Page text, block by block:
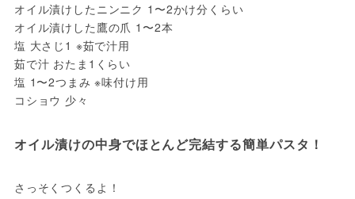
オイル漬けしたニンニク 1〜2かけ分くらい
オイル漬けした鷹の爪 1〜2本
塩 大さじ1 ※茹で汁用
茹で汁 おたま1くらい
塩 1〜2つまみ ※味付け用
さっそくつくるよ！